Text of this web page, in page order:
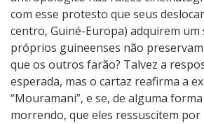
com esse protesto que seus
centro, Guiné-Europa) adquirem um
próprios guineenses não
que os outros farão? Talvez a
esperada, mas o cartaz reafirma a
“Mouramani”, e se, de alguma
morrendo, que eles ressuscitem por